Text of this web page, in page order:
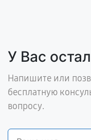
У Вас
Напишите или
бесплатную
вопросу.